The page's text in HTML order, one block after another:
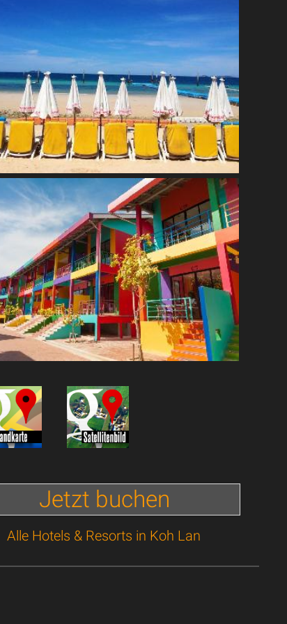
Jetzt buchen
Alle Hotels & Resorts in Koh Lan